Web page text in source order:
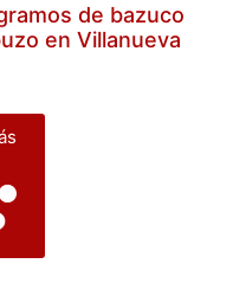
de bazuco
en Villanueva